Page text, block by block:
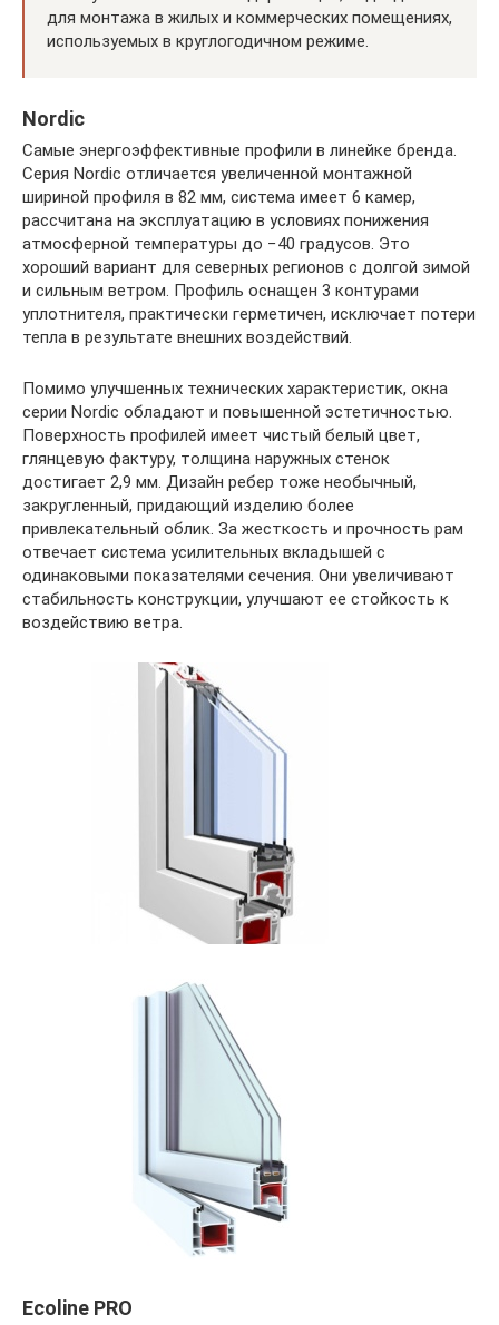
для монтажа в жилых и коммерческих помещениях,
используемых в круглогодичном режиме.
Nordic
Самые энергоэффективные профили в линейке бренда.
Серия Nordic отличается увеличенной монтажной
шириной профиля в 82 мм, система имеет 6 камер,
рассчитана на эксплуатацию в условиях понижения
атмосферной температуры до −40 градусов. Это
хороший вариант для северных регионов с долгой зимой
и сильным ветром. Профиль оснащен 3 контурами
уплотнителя, практически герметичен, исключает потери
тепла в результате внешних воздействий.
Помимо улучшенных технических характеристик, окна
серии Nordic обладают и повышенной эстетичностью.
Поверхность профилей имеет чистый белый цвет,
глянцевую фактуру, толщина наружных стенок
достигает 2,9 мм. Дизайн ребер тоже необычный,
закругленный, придающий изделию более
привлекательный облик. За жесткость и прочность рам
отвечает система усилительных вкладышей с
одинаковыми показателями сечения. Они увеличивают
стабильность конструкции, улучшают ее стойкость к
воздействию ветра.
Ecoline PRO